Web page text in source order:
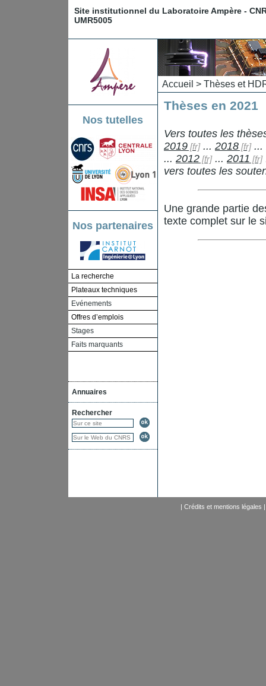
Site institutionnel du Laboratoire Ampère -
UMR5005
Nos tutelles
Nos partenaires
La recherche
Plateaux techniques
Evénements
Offres d’emplois
Stages
Faits marquants
Annuaires
Rechercher
Accueil > Thèses et
Thèses en 2021
Vers toutes les
2019
... 2018
...
... 2012 ... 2011
vers toutes les
Une grande partie
texte complet sur le
| Crédits et mentions légales